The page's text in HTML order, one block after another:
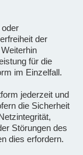
der
für die
im Einzelfall.
jederzeit und
die Sicherheit
Störungen des
dies erfordern.